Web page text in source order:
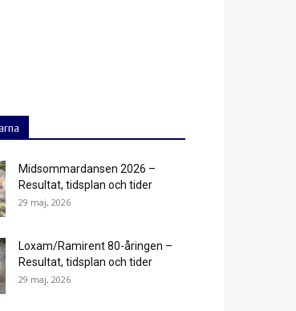
Midsommardansen 2026 –
Resultat, tidsplan och tider
29 maj, 2026
Loxam/Ramirent 80-åringen –
Resultat, tidsplan och tider
29 maj, 2026